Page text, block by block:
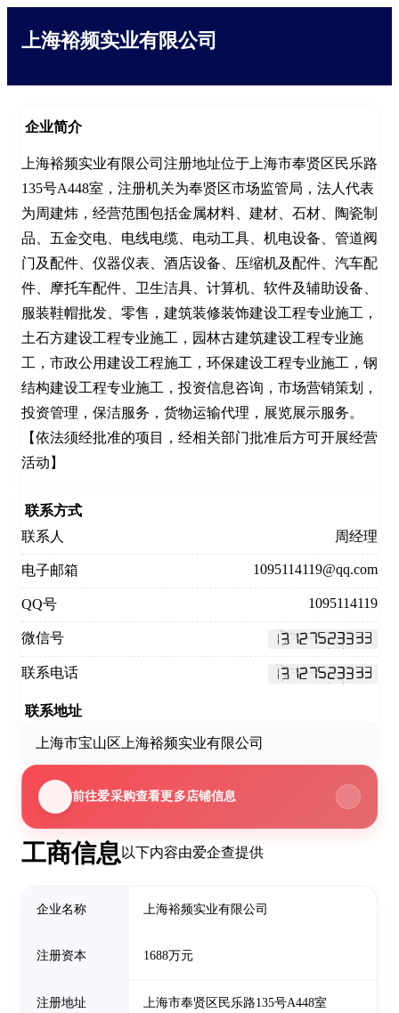
上海裕频实业有限公司
工商信息 以下内容由爱企查提供
企业名称 上海裕频实业有限公司
注册资本 1688万元
注册地址 上海市奉贤区民乐路135号A448室
企业简介
上海裕频实业有限公司注册地址位于上海市奉贤区民乐路
135号A448室，注册机关为奉贤区市场监管局，法人代表
为周建炜，经营范围包括金属材料、建材、石材、陶瓷制
品、五金交电、电线电缆、电动工具、机电设备、管道阀
门及配件、仪器仪表、酒店设备、压缩机及配件、汽车配
件、摩托车配件、卫生洁具、计算机、软件及辅助设备、
服装鞋帽批发、零售，建筑装修装饰建设工程专业施工，
土石方建设工程专业施工，园林古建筑建设工程专业施
工，市政公用建设工程施工，环保建设工程专业施工，钢
结构建设工程专业施工，投资信息咨询，市场营销策划，
投资管理，保洁服务，货物运输代理，展览展示服务。
【依法须经批准的项目，经相关部门批准后方可开展经营
活动】
联系方式
联系人
周经理
电子邮箱 1095114119@qq.com
QQ号 1095114119
微信号
联系电话
联系地址
上海市宝山区上海裕频实业有限公司
前往爱采购查看更多店铺信息